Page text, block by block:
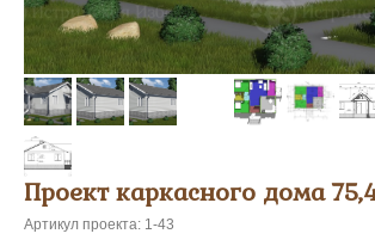
Проект каркасного дома
Артикул проекта: 1-43